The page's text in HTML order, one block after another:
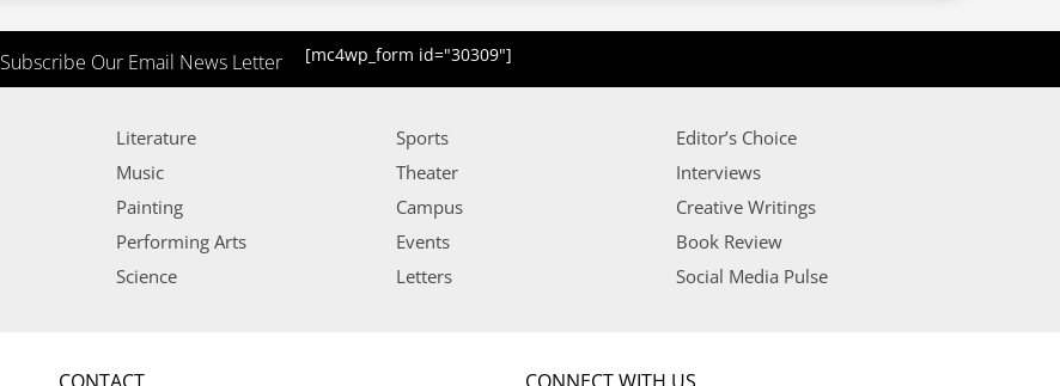
Subscribe Our Email News Letter [mc4wp_form id="30309"]
Literature
Music
Painting
Performing Arts
Science
Sports
Theater
Campus
Events
Letters
Editor’s Choice
Interviews
Creative Writings
Book Review
Social Media Pulse